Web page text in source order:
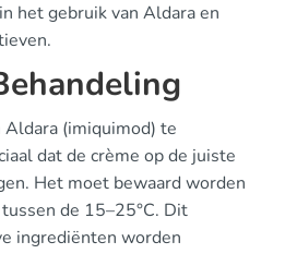
het gebruik van Aldara en
(imiquimod) te
dat de crème op de juiste
Het moet bewaard worden
de 15–25°C. Dit
ingrediënten worden